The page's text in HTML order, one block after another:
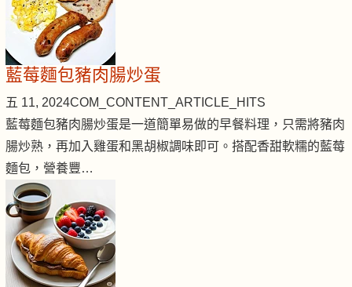
藍莓麵包豬肉腸炒蛋
五 11, 2024COM_CONTENT_ARTICLE_HITS
藍莓麵包豬肉腸炒蛋是一道簡單易做的早餐料理，只需將豬肉
腸炒熟，再加入雞蛋和黑胡椒調味即可。搭配香甜軟糯的藍莓
麵包，營養豐…